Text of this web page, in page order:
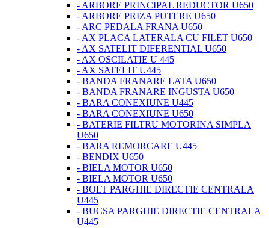
- ARBORE PRINCIPAL REDUCTOR U650
- ARBORE PRIZA PUTERE U650
- ARC PEDALA FRANA U650
- AX PLACA LATERALA CU FILET U650
- AX SATELIT DIFERENTIAL U650
- AX OSCILATIE U 445
- AX SATELIT U445
- BANDA FRANARE LATA U650
- BANDA FRANARE INGUSTA U650
- BARA CONEXIUNE U445
- BARA CONEXIUNE U650
- BATERIE FILTRU MOTORINA SIMPLA
U650
- BARA REMORCARE U445
- BENDIX U650
- BIELA MOTOR U650
- BIELA MOTOR U650
- BOLT PARGHIE DIRECTIE CENTRALA
U445
- BUCSA PARGHIE DIRECTIE CENTRALA
U445